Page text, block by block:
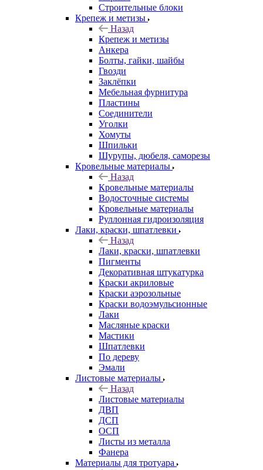
Строительные блоки
Крепеж и метизы
Назад
Крепеж и метизы
Анкера
Болты, гайки, шайбы
Гвозди
Заклёпки
Мебельная фурнитура
Пластины
Соединители
Уголки
Хомуты
Шпильки
Шурупы, дюбеля, саморезы
Кровельные материалы
Назад
Кровельные материалы
Водосточные системы
Кровельные материалы
Руллонная гидроизоляция
Лаки, краски, шпатлевки
Назад
Лаки, краски, шпатлевки
Пигменты
Декоративная штукатурка
Краски акриловые
Краски аэрозольные
Краски водоэмульсионные
Лаки
Масляные краски
Мастики
Шпатлевки
По дереву
Эмали
Листовые материалы
Назад
Листовые материалы
ДВП
ДСП
ОСП
Листы из металла
Фанера
Материалы для тротуара